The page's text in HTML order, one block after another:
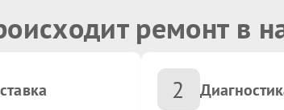
дисков (SSD, HDD) ремонт в
2